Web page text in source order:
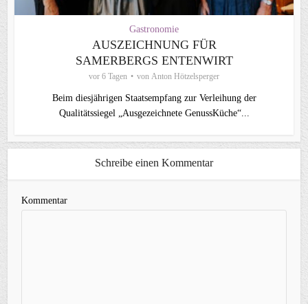
Gastronomie
AUSZEICHNUNG FÜR
SAMERBERGS ENTENWIRT
vor 6 Tagen von Anton Hötzelsperger
Beim diesjährigen Staatsempfang zur Verleihung der
Qualitätssiegel „Ausgezeichnete GenussKüche“...
Schreibe einen Kommentar
Kommentar